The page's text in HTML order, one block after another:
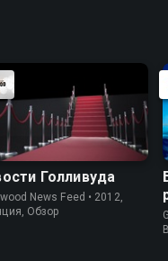
Голливуда
News Feed • 2012,
Обзор